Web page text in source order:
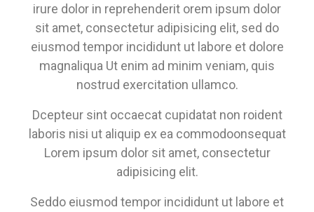
irure dolor in reprehenderit orem ipsum dolor
sit amet, consectetur adipisicing elit, sed do
eiusmod tempor incididunt ut labore et dolore
magnaliqua Ut enim ad minim veniam, quis
nostrud exercitation ullamco.
Dcepteur sint occaecat cupidatat non roident
laboris nisi ut aliquip ex ea commodoonsequat
Lorem ipsum dolor sit amet, consectetur
adipisicing elit.
Seddo eiusmod tempor incididunt ut labore et